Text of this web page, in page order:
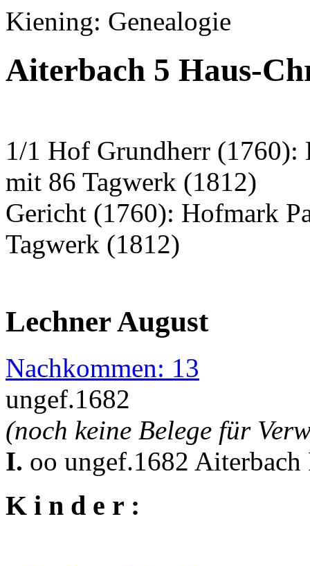
Kiening: Genealogie
Aiterbach 5 Haus-
1/1 Hof Grundherr (1760):
mit 86 Tagwerk (1812)
Gericht (1760): Hofmark
Tagwerk (1812)
Lechner August
Nachkommen: 13
ungef.1682
(noch keine Belege für
I. oo ungef.1682
K i n d e r :